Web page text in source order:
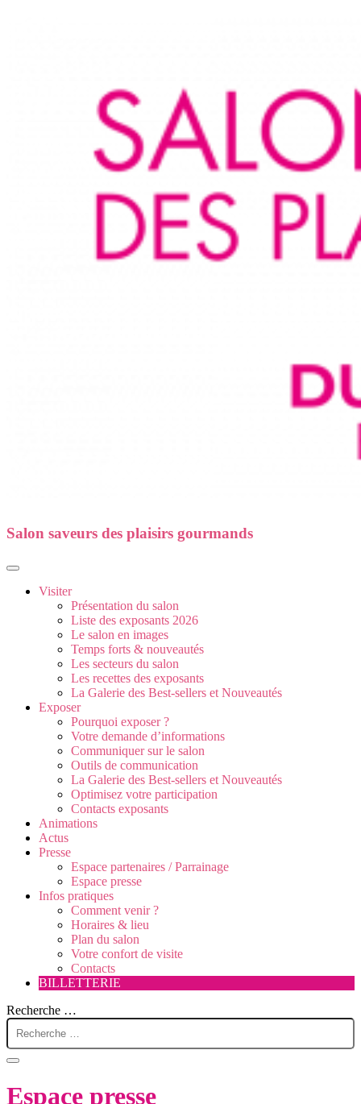
Salon saveurs des plaisirs gourmands
Visiter
Présentation du salon
Liste des exposants 2026
Le salon en images
Temps forts & nouveautés
Les secteurs du salon
Les recettes des exposants
La Galerie des Best-sellers et Nouveautés
Exposer
Pourquoi exposer ?
Votre demande d’informations
Communiquer sur le salon
Outils de communication
La Galerie des Best-sellers et Nouveautés
Optimisez votre participation
Contacts exposants
Animations
Actus
Presse
Espace partenaires / Parrainage
Espace presse
Infos pratiques
Comment venir ?
Horaires & lieu
Plan du salon
Votre confort de visite
Contacts
BILLETTERIE
Recherche …
Espace presse